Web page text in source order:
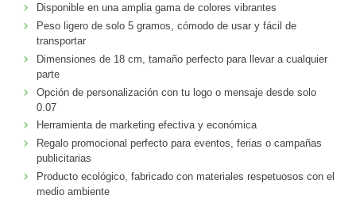
Disponible en una amplia gama de colores vibrantes
Peso ligero de solo 5 gramos, cómodo de usar y fácil de
transportar
Dimensiones de 18 cm, tamaño perfecto para llevar a cualquier
parte
Opción de personalización con tu logo o mensaje desde solo
0.07
Herramienta de marketing efectiva y económica
Regalo promocional perfecto para eventos, ferias o campañas
publicitarias
Producto ecológico, fabricado con materiales respetuosos con el
medio ambiente